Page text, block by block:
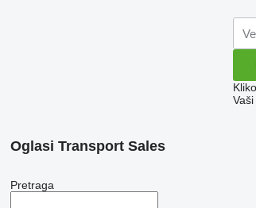
Oglasi Transport Sales
Pretraga